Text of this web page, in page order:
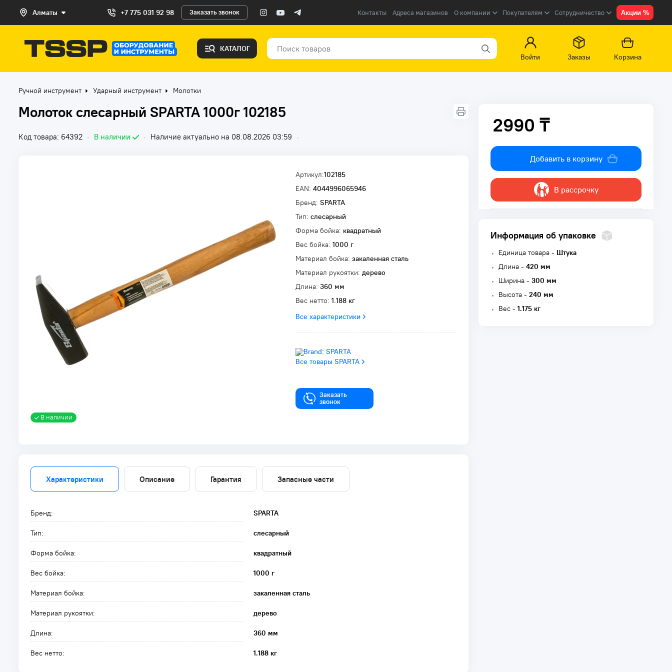
Алматы +7 775 031 92 98 Заказать звонок Контакты Адреса магазинов О компании Покупателям Сотрудничество Акции %
КАТАЛОГ
Войти
Заказы Корзина
Ручной инструмент Ударный инструмент Молотки
Молоток слесарный SPARTA 1000г 102185
Код товара: 64392 • В наличии • Наличие актуально на 08.08.2026 03:59 •
В наличии
Артикул:102185
EAN: 4044996065946
Бренд: SPARTA
Тип: слесарный
Форма бойка: квадратный
Вес бойка: 1000 г
Материал бойка: закаленная сталь
Материал рукоятки: дерево
Длина: 360 мм
Вес нетто: 1.188 кг
Все характеристики
Все товары SPARTA
Заказать
звонок
2990 ₸
2990 ₸
Добавить в корзину
В рассрочку
Информация об упаковке
Единица товара - Штука
Длина - 420 мм
Ширина - 300 мм
Высота - 240 мм
Вес - 1.175 кг
Характеристики Описание Гарантия Запасные части
Бренд: SPARTA
Тип: слесарный
Форма бойка: квадратный
Вес бойка: 1000 г
Материал бойка: закаленная сталь
Материал рукоятки: дерево
Длина: 360 мм
Вес нетто: 1.188 кг